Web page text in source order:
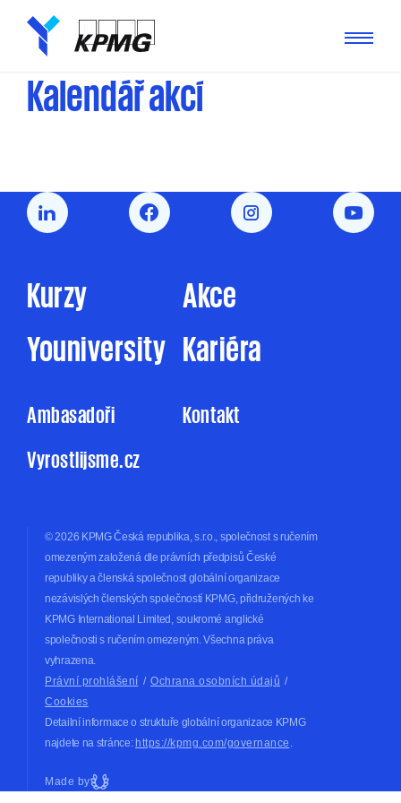
Kalendář akcí
Kurzy
Akce
Youniversity Kariéra
Ambasadoři
Kontakt
Vyrostlijsme.cz
© 2026 KPMG Česká republika, s.r.o., společnost s ručením
omezeným založená dle právních předpisů České
republiky a členská společnost globální organizace
nezávislých členských společností KPMG, přidružených ke
KPMG International Limited, soukromé anglické
společnosti s ručením omezeným. Všechna práva
vyhrazena.
Právní prohlášení / Ochrana osobních údajů /
Cookies
Detailní informace o struktuře globální organizace KPMG
najdete na stránce: https://kpmg.com/governance .
Made by